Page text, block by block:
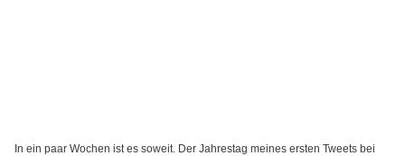
In ein paar Wochen ist es soweit. Der Jahrestag meines ersten Tweets bei